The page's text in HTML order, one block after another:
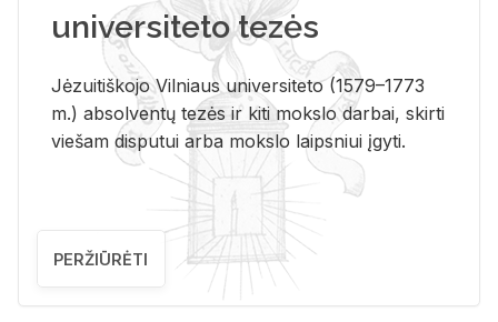
universiteto tezės
Jėzuitiškojo Vilniaus universiteto (1579–1773
m.) absolventų tezės ir kiti mokslo darbai, skirti
viešam disputui arba mokslo laipsniui įgyti.
PERŽIŪRĖTI